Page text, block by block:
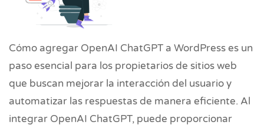
Cómo agregar OpenAI ChatGPT a WordPress es un
paso esencial para los propietarios de sitios web
que buscan mejorar la interacción del usuario y
automatizar las respuestas de manera eficiente. Al
integrar OpenAI ChatGPT, puede proporcionar